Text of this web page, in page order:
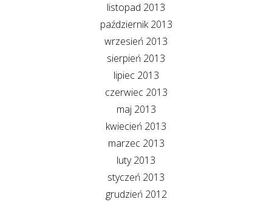
listopad 2013
październik 2013
wrzesień 2013
sierpień 2013
lipiec 2013
czerwiec 2013
maj 2013
kwiecień 2013
marzec 2013
luty 2013
styczeń 2013
grudzień 2012